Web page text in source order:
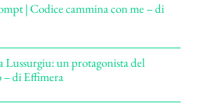
| Codice cammina con me – di
Lussurgiu: un protagonista del
di Effimera